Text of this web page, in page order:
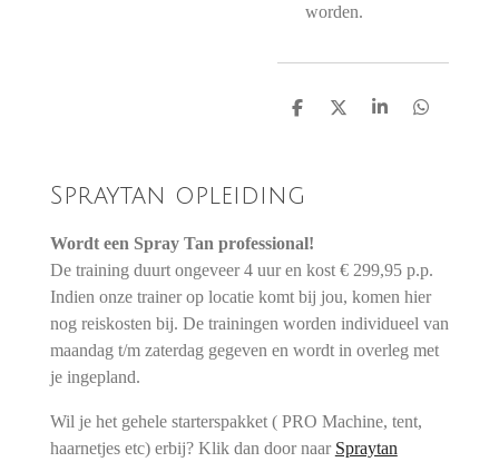
worden.
D
n
D
S
D
Spraytan opleiding
Wordt een Spray Tan professional!
De training duurt ongeveer 4 uur en kost € 299,95 p.p.
Indien onze trainer op locatie komt bij jou, komen hier
nog reiskosten bij. De trainingen worden individueel van
maandag t/m zaterdag gegeven en wordt in overleg met
je ingepland.
Wil je het gehele starterspakket ( PRO Machine, tent,
haarnetjes etc) erbij? Klik dan door naar Spraytan